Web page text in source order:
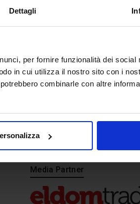
Dettagli
per fornire funzionalità dei social
in cui utilizza il nostro sito con i
combinarle con altre
Media Partner